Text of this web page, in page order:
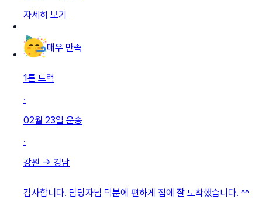
자세히 보기
매우 만족
1톤 트럭
·
02월 23일 운송
·
강원 → 경남
감사합니다. 담당자님 덕분에 편하게 집에 잘 도착했습니다. ^^